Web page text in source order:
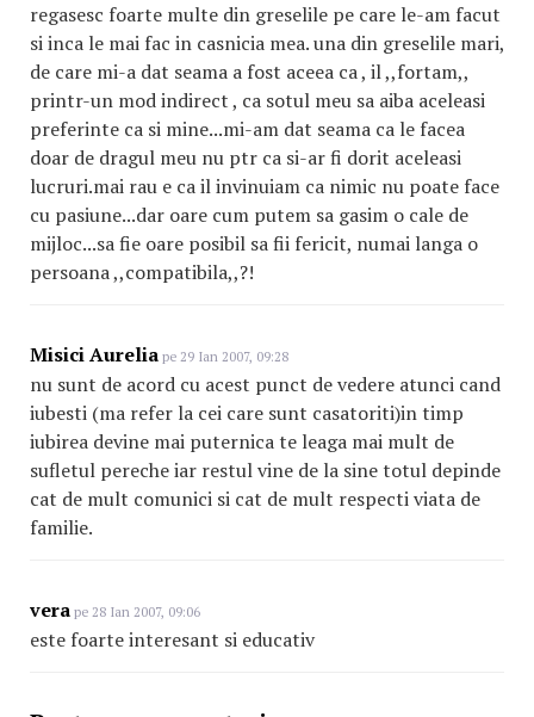
regasesc foarte multe din greselile pe care le-am facut
si inca le mai fac in casnicia mea. una din greselile mari,
de care mi-a dat seama a fost aceea ca , il ,,fortam,,
printr-un mod indirect , ca sotul meu sa aiba aceleasi
preferinte ca si mine...mi-am dat seama ca le facea
doar de dragul meu nu ptr ca si-ar fi dorit aceleasi
lucruri.mai rau e ca il invinuiam ca nimic nu poate face
cu pasiune...dar oare cum putem sa gasim o cale de
mijloc...sa fie oare posibil sa fii fericit, numai langa o
persoana ,,compatibila,,?!
Misici Aurelia pe 29 Ian 2007, 09:28
nu sunt de acord cu acest punct de vedere atunci cand
iubesti (ma refer la cei care sunt casatoriti)in timp
iubirea devine mai puternica te leaga mai mult de
sufletul pereche iar restul vine de la sine totul depinde
cat de mult comunici si cat de mult respecti viata de
familie.
vera pe 28 Ian 2007, 09:06
este foarte interesant si educativ